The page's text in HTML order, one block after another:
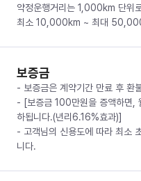
약정운행거리는 1,000km 단위
최소 10,000km ~ 최대
보증금
- 보증금은 계약기간 만료 후 환
- [보증금 100만원을 증액하면,
하됩니다.(년리6.16%효과)]
- 고객님의 신용도에 따라 최소
니다.